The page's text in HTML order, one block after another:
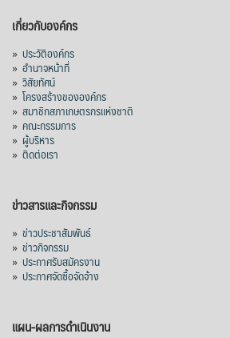
ไทยในช่วง 6 เดือนของปี 2569 (ม.ค.-มิ.ย.) มี
1,205 ล้านดอลลาร์สหรัฐ (ประมาณ
38,003.15 ล้านบาท) ลดลง 27.69%
ปรับตัวลดลงตามสภาวะเศรษฐกิจและการค้า
โลก โดยตลาดส่งออกสำคัญ จีน ส่งออกได้
1.52 ล้านตัน ลด 61.71%
ส่งออกมันครึ่งปี 69 ปริมาณ 2.52 ล้านตัน
ลด 51.63% ยังดีที่ราคาขายดีกว่าปีก่อน
mgronline.com
View on Facebook
เกี่ยวกับองค์กร
» ประวัติองค์กร
» อำนาจหน้าที่
» วิสัยทัศน์
» โครงสร้างขององค์กร
» สมาชิกสภาเกษตรกรแห่งชาติ
» คณะกรรมการ
» ผู้บริหาร
» ติดต่อเรา
ข่าวสารและกิจกรรม
» ข่าวประชาสัมพันธ์
» ข่าวกิจกรรม
» ประกาศรับสมัครงาน
» ประกาศจัดซื้อจัดจ้าง
แผน-ผลการดำเนินงาน